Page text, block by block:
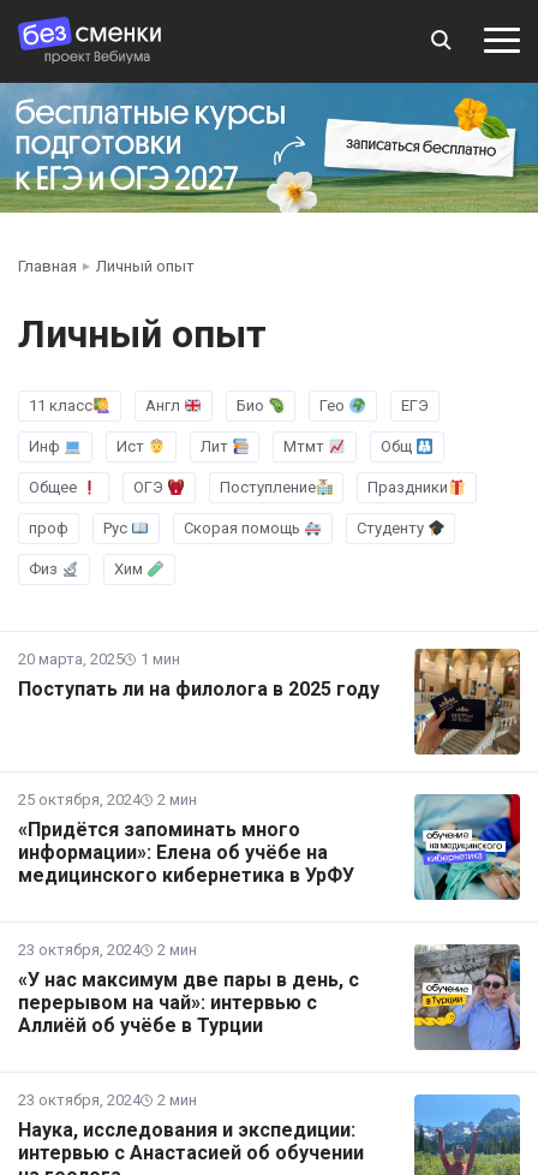
Главная Личный опыт
Личный опыт
11 класс Англ Био Гео ЕГЭ
Инф Ист Лит Мтмт Общ
Общее ОГЭ Поступление Праздники
проф Рус Скорая помощь Студенту
Физ Хим
20 марта, 2025 1 мин
Поступать ли на филолога в 2025 году
25 октября, 2024 2 мин
«Придётся запоминать много
информации»: Елена об учёбе на
медицинского кибернетика в УрФУ
23 октября, 2024 2 мин
«У нас максимум две пары в день, с
перерывом на чай»: интервью с
Аллиёй об учёбе в Турции
23 октября, 2024 2 мин
Наука, исследования и экспедиции:
интервью с Анастасией об обучении